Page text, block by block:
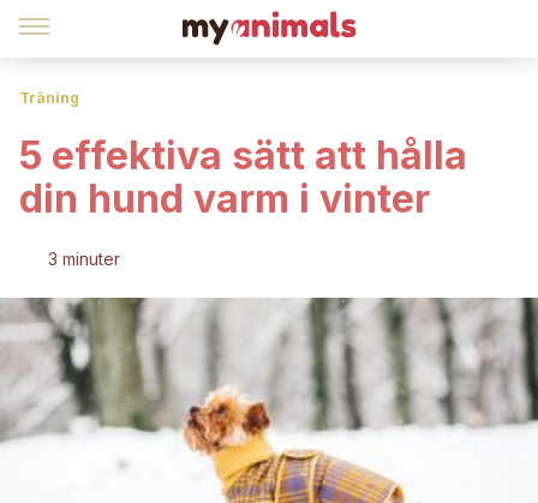
Träning
5 effektiva sätt att hålla
din hund varm i vinter
3 minuter